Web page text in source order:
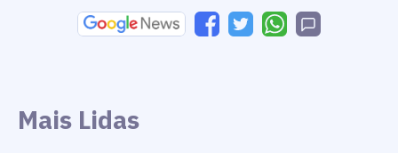
Mais Lidas